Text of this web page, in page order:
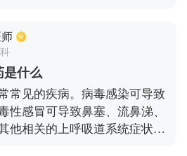
是什么
常见的疾病。病毒感染可导致
性感冒可导致鼻塞、流鼻涕、
他相关的上呼吸道系统症状。